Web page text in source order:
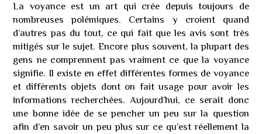
La voyance est un art qui crée depuis toujours de
nombreuses polémiques. Certains y croient quand
d’autres pas du tout, ce qui fait que les avis sont très
mitigés sur le sujet. Encore plus souvent, la plupart des
gens ne comprennent pas vraiment ce que la voyance
signifie. Il existe en effet différentes formes de voyance
et différents objets dont on fait usage pour avoir les
informations recherchées. Aujourd’hui, ce serait donc
une bonne idée de se pencher un peu sur la question
afin d’en savoir un peu plus sur ce qu’est réellement la